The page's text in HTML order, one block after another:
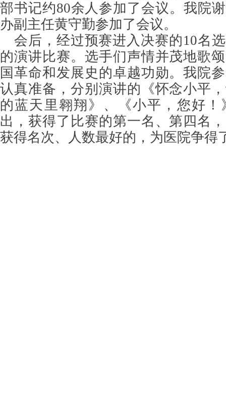
部书记约80余人参加了会议。我院
办副主任黄守勤参加了会议。
会后，经过预赛进入决赛的10名
的演讲比赛。选手们声情并茂地歌
国革命和发展史的卓越功勋。我院
认真准备，分别演讲的《怀念小平
的蓝天里翱翔》、《小平，您好
出，获得了比赛的第一名、第四名
获得名次、人数最好的，为医院争得